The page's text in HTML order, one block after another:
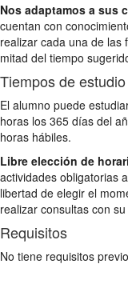
Nos adaptamos a sus
cuentan con
realizar cada una de las
mitad del tiempo
Tiempos de estudio
El alumno puede
horas los 365 días del
horas hábiles.
Libre elección de
actividades obligatorias
libertad de elegir el
realizar consultas con
Requisitos
No tiene requisitos